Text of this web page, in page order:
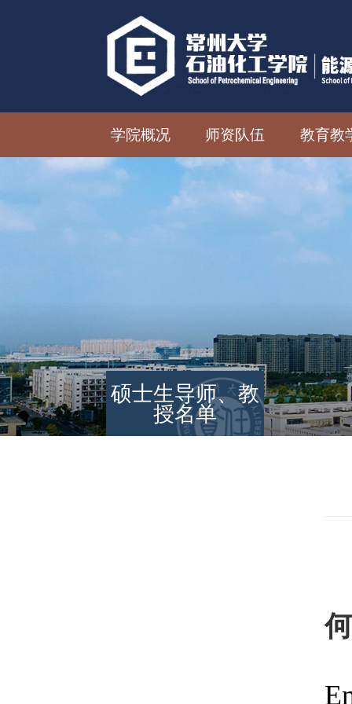
学院概况 师资队伍 教育
硕士生导师、教
授名单